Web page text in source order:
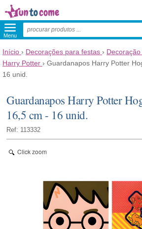
Menu
Início › Decorações para festas ›
Harry Potter › Guardanapos Harry Potter
16 unid.
Guardanapos Harry Potter
16,5 cm - 16 unid.
Ref: 113332
Click zoom